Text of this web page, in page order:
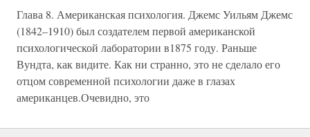
Глава 8. Американская психология. Джемс Уильям Джемс
(1842–1910) был создателем первой американской
психологической лаборатории в1875 году. Раньше
Вундта, как видите. Как ни странно, это не сделало его
отцом современной психологии даже в глазах
американцев.Очевидно, это